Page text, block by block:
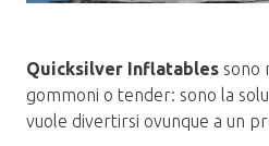
Quicksilver Inflatables sono
gommoni o tender: sono la
vuole divertirsi ovunque a un